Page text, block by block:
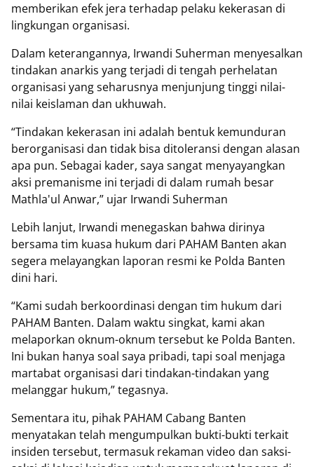
memberikan efek jera terhadap pelaku kekerasan di
lingkungan organisasi.
Dalam keterangannya, Irwandi Suherman menyesalkan
tindakan anarkis yang terjadi di tengah perhelatan
organisasi yang seharusnya menjunjung tinggi nilai-
nilai keislaman dan ukhuwah.
“Tindakan kekerasan ini adalah bentuk kemunduran
berorganisasi dan tidak bisa ditoleransi dengan alasan
apa pun. Sebagai kader, saya sangat menyayangkan
aksi premanisme ini terjadi di dalam rumah besar
Mathla'ul Anwar,” ujar Irwandi Suherman
Lebih lanjut, Irwandi menegaskan bahwa dirinya
bersama tim kuasa hukum dari PAHAM Banten akan
segera melayangkan laporan resmi ke Polda Banten
dini hari.
“Kami sudah berkoordinasi dengan tim hukum dari
PAHAM Banten. Dalam waktu singkat, kami akan
melaporkan oknum-oknum tersebut ke Polda Banten.
Ini bukan hanya soal saya pribadi, tapi soal menjaga
martabat organisasi dari tindakan-tindakan yang
melanggar hukum,” tegasnya.
Sementara itu, pihak PAHAM Cabang Banten
menyatakan telah mengumpulkan bukti-bukti terkait
insiden tersebut, termasuk rekaman video dan saksi-